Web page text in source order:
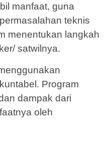
manfaat, guna
teknis
menentukan langkah
satwilnya.
Program
dampak dari
oleh